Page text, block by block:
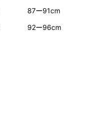
87ー91cm
92ー96cm